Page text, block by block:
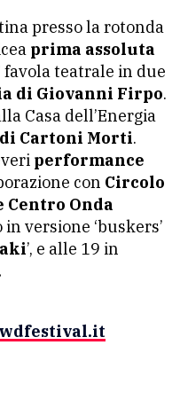
presso la rotonda
prima assoluta
favola teatrale in due
di Giovanni Firpo.
Casa dell’Energia
Cartoni Morti.
performance
con Circolo
Centro Onda
versione ‘buskers’
’, e alle 19 in